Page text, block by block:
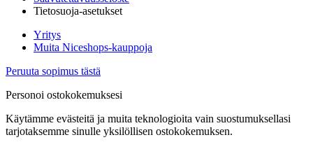
Tietosuoja-asetukset
Yritys
Muita Niceshops-kauppoja
Peruuta sopimus tästä
Personoi ostokokemuksesi
Käytämme evästeitä ja muita teknologioita vain suostumuksellasi
tarjotaksemme sinulle yksilöllisen ostokokemuksen.